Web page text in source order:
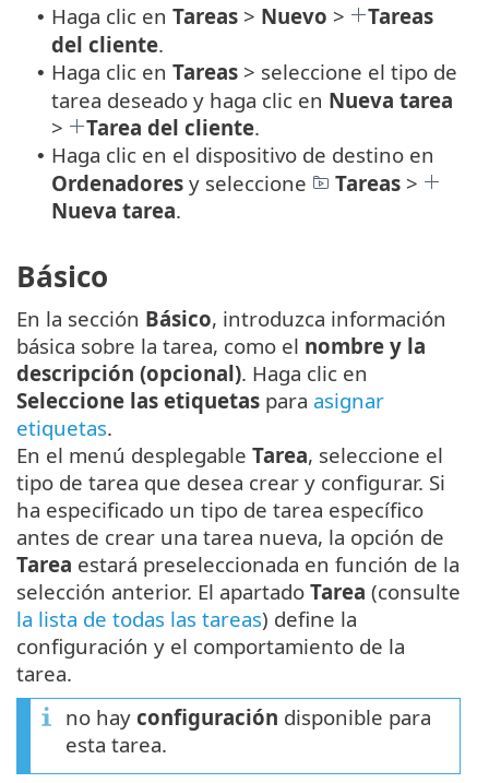
• Haga clic en Tareas > Nuevo >
Tareas
del cliente.
• Haga clic en Tareas > seleccione el tipo de
tarea deseado y haga clic en Nueva tarea
>
Tarea del cliente.
• Haga clic en el dispositivo de destino en
Ordenadores y seleccione Tareas >
Nueva tarea.
Básico
En la sección Básico, introduzca información
básica sobre la tarea, como el nombre y la
descripción (opcional). Haga clic en
Seleccione las etiquetas para asignar
etiquetas.
En el menú desplegable Tarea, seleccione el
tipo de tarea que desea crear y configurar. Si
ha especificado un tipo de tarea específico
antes de crear una tarea nueva, la opción de
Tarea estará preseleccionada en función de la
selección anterior. El apartado Tarea (consulte
la lista de todas las tareas) define la
configuración y el comportamiento de la
tarea.
no hay configuración disponible para
esta tarea.